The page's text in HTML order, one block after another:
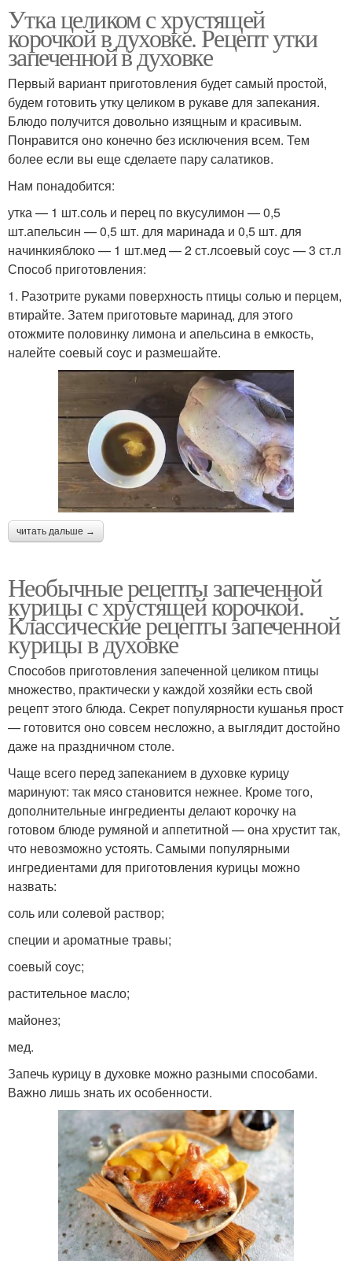
Утка целиком с хрустящей
корочкой в духовке. Рецепт утки
запеченной в духовке
Первый вариант приготовления будет самый простой,
будем готовить утку целиком в рукаве для запекания.
Блюдо получится довольно изящным и красивым.
Понравится оно конечно без исключения всем. Тем
более если вы еще сделаете пару салатиков.
Нам понадобится:
утка — 1 шт.соль и перец по вкусулимон — 0,5
шт.апельсин — 0,5 шт. для маринада и 0,5 шт. для
начинкияблоко — 1 шт.мед — 2 ст.лсоевый соус — 3 ст.л
Способ приготовления:
1. Разотрите руками поверхность птицы солью и перцем,
втирайте. Затем приготовьте маринад, для этого
отожмите половинку лимона и апельсина в емкость,
налейте соевый соус и размешайте.
читать дальше →
Необычные рецепты запеченной
курицы с хрустящей корочкой.
Классические рецепты запеченной
курицы в духовке
Способов приготовления запеченной целиком птицы
множество, практически у каждой хозяйки есть свой
рецепт этого блюда. Секрет популярности кушанья прост
— готовится оно совсем несложно, а выглядит достойно
даже на праздничном столе.
Чаще всего перед запеканием в духовке курицу
маринуют: так мясо становится нежнее. Кроме того,
дополнительные ингредиенты делают корочку на
готовом блюде румяной и аппетитной — она хрустит так,
что невозможно устоять. Самыми популярными
ингредиентами для приготовления курицы можно
назвать:
соль или солевой раствор;
специи и ароматные травы;
соевый соус;
растительное масло;
майонез;
мед.
Запечь курицу в духовке можно разными способами.
Важно лишь знать их особенности.